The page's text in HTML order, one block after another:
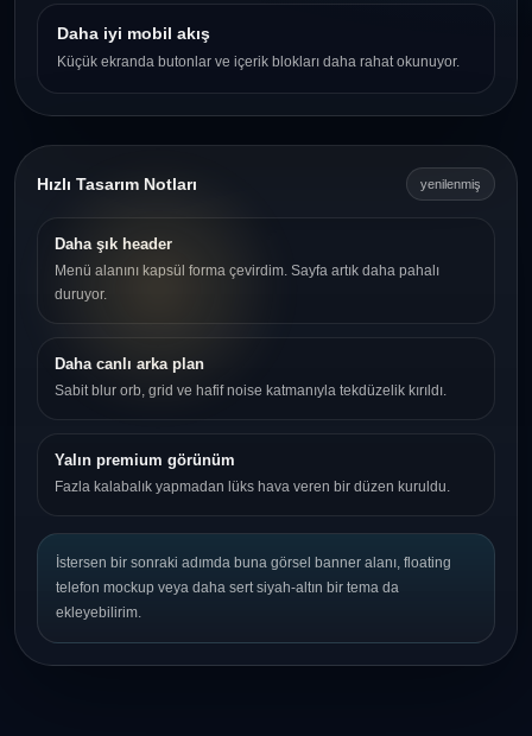
Daha iyi mobil akış
Küçük ekranda butonlar ve içerik blokları daha rahat okunuyor.
Hızlı Tasarım Notları yenilenmiş
Daha şık header
Menü alanını kapsül forma çevirdim. Sayfa artık daha pahalı
duruyor.
Daha canlı arka plan
Sabit blur orb, grid ve hafif noise katmanıyla tekdüzelik kırıldı.
Yalın premium görünüm
Fazla kalabalık yapmadan lüks hava veren bir düzen kuruldu.
İstersen bir sonraki adımda buna görsel banner alanı, floating
telefon mockup veya daha sert siyah-altın bir tema da
ekleyebilirim.